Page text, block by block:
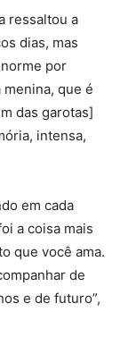
ressaltou a
dias, mas
por
que é
das garotas]
intensa,
em cada
a coisa mais
que você ama.
de
e de futuro”,